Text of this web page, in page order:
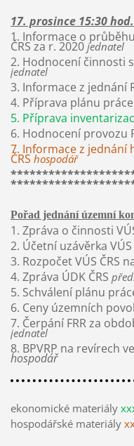
17. prosince 15:30
1. Informace o
ČRS za r. 2020 jednatel
2. Hodnocení činnosti
jednatel
3. Informace z jednání
4. Příprava plánu
5. Příprava
6. Hodnocení provozu
7. Informace z jednání
ČRS hospodář
Pořad jednání územní
1. Zpráva o činnosti
2. Účetní uzávěrka VÚS
3. Rozpočet VÚS ČRS
4. Zpráva ÚDK ČRS
5. Schválení plánu
6. Ceny územních
7. Čerpání FRR za
jednatel
8. BPVRP na revírech
hospodář
ekonomické materiály
hospodářské materiály